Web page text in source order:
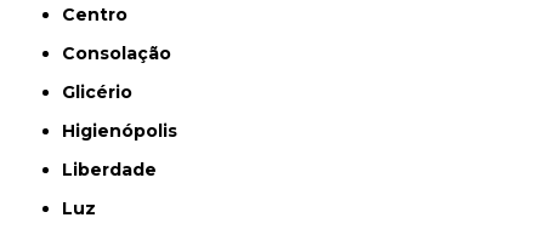
Centro
Consolação
Glicério
Higienópolis
Liberdade
Luz